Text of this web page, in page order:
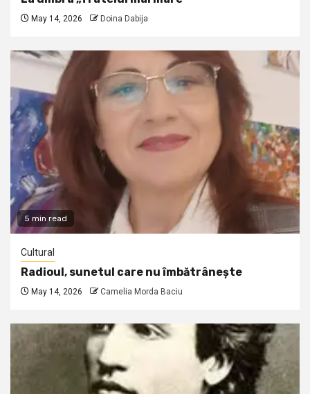
May 14, 2026 Doina Dabija
5 min read
Cultural
Radioul, sunetul care nu îmbătrânește
May 14, 2026 Camelia Morda Baciu